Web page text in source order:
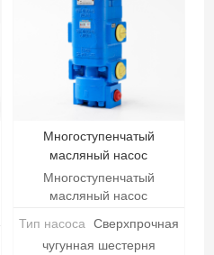
Многоступенчатый
масляный насос
Многоступенчатый
масляный насос
Тип насоса
Сверхпрочная
чугунная шестерня